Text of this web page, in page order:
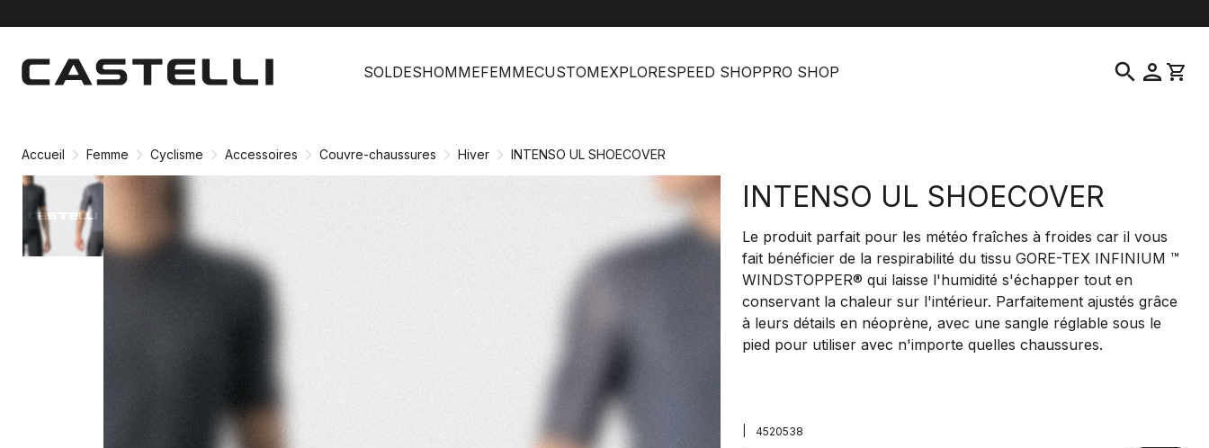
contenu
SOLDESHOMMEFEMMECUSTOMEXPLORESPEED SHOPPRO SHOP search person shopping_cart
Accueil Femme Cyclisme Accessoires Couvre-chaussures Hiver INTENSO UL SHOECOVER
INTENSO UL SHOECOVER
Le produit parfait pour les météo fraîches à froides car il vous
fait bénéficier de la respirabilité du tissu GORE-TEX INFINIUM ™
WINDSTOPPER® qui laisse l'humidité s'échapper tout en
conservant la chaleur sur l'intérieur. Parfaitement ajustés grâce
à leurs détails en néoprène, avec une sangle réglable sous le
pied pour utiliser avec n'importe quelles chaussures.
4520538